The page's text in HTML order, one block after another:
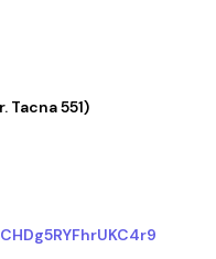
551)